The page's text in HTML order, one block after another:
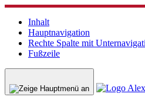
Inhalt
Hauptnavigation
Rechte Spalte mit
Fußzeile